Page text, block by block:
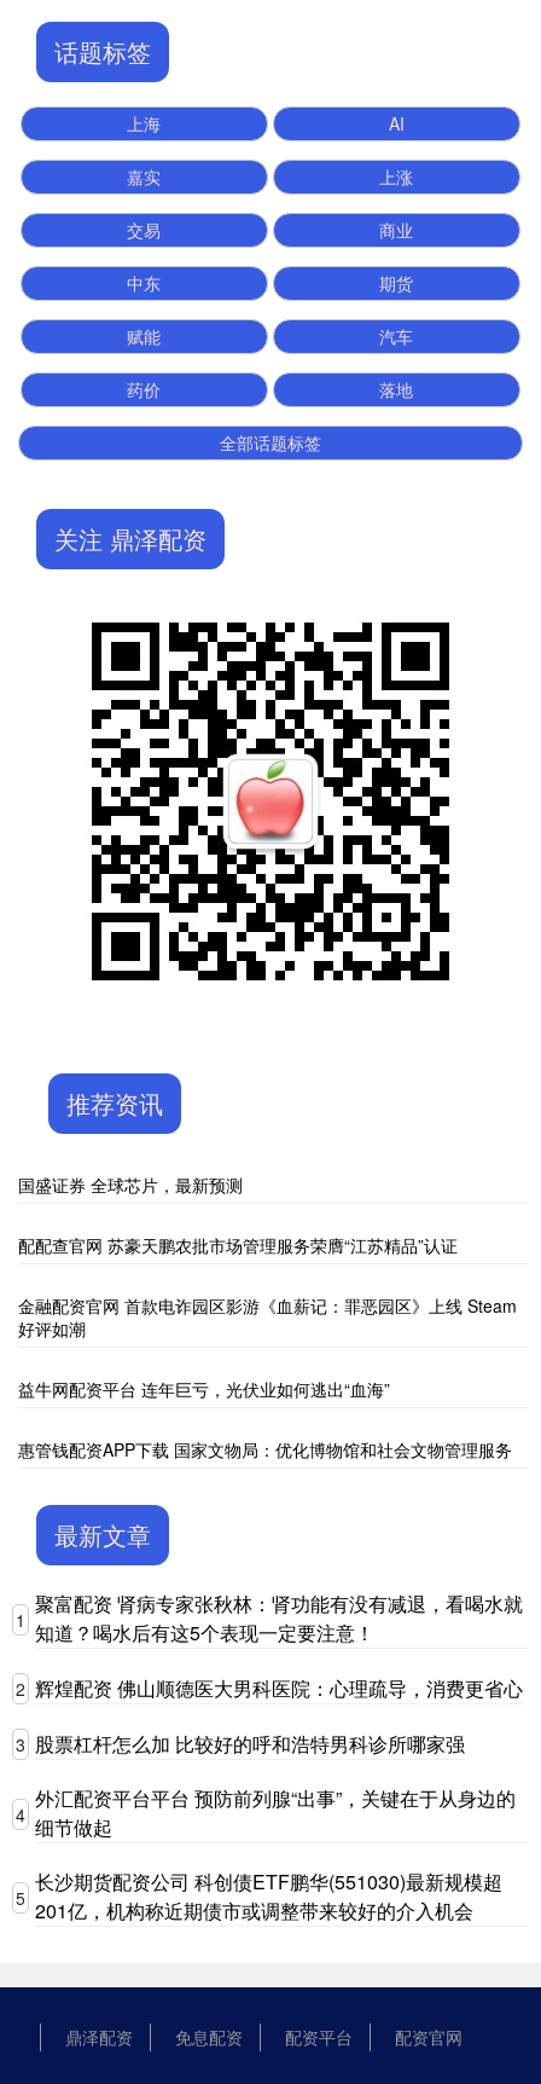
话题标签
上海 AI
嘉实 上涨
交易 商业
中东 期货
赋能 汽车
药价 落地
全部话题标签
关注 鼎泽配资
推荐资讯
国盛证券 全球芯片，最新预测
配配查官网 苏豪天鹏农批市场管理服务荣膺“江苏精品”认证
金融配资官网 首款电诈园区影游《血薪记：罪恶园区》上线 Steam
好评如潮
益牛网配资平台 连年巨亏，光伏业如何逃出“血海”
惠管钱配资APP下载 国家文物局：优化博物馆和社会文物管理服务
最新文章
1
聚富配资 肾病专家张秋林：肾功能有没有减退，看喝水就
知道？喝水后有这5个表现一定要注意！
2 辉煌配资 佛山顺德医大男科医院：心理疏导，消费更省心
3 股票杠杆怎么加 比较好的呼和浩特男科诊所哪家强
4
外汇配资平台平台 预防前列腺“出事”，关键在于从身边的
细节做起
5
长沙期货配资公司 科创债ETF鹏华(551030)最新规模超
201亿，机构称近期债市或调整带来较好的介入机会
鼎泽配资 免息配资 配资平台 配资官网